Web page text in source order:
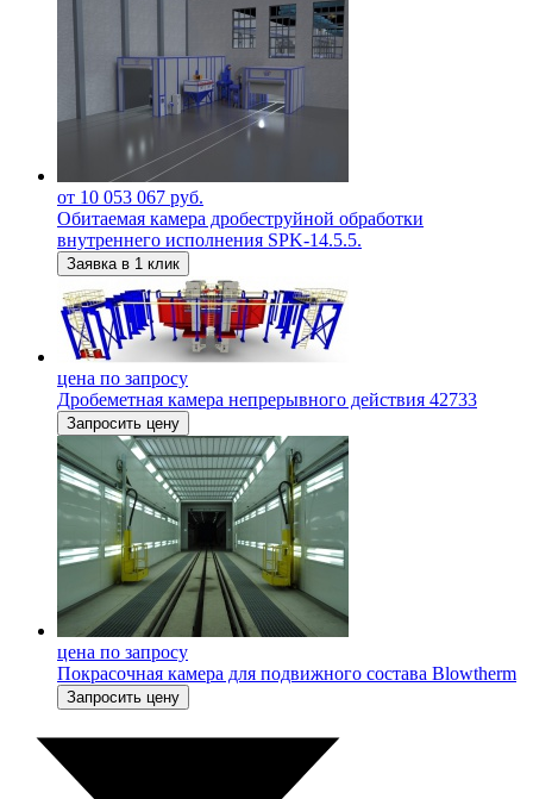
от 10 053 067 руб.
Обитаемая камера дробеструйной обработки
внутреннего исполнения SPK-14.5.5.
Заявка в 1 клик
цена по запросу
Дробеметная камера непрерывного действия 42733
Запросить цену
цена по запросу
Покрасочная камера для подвижного состава Blowtherm
Запросить цену